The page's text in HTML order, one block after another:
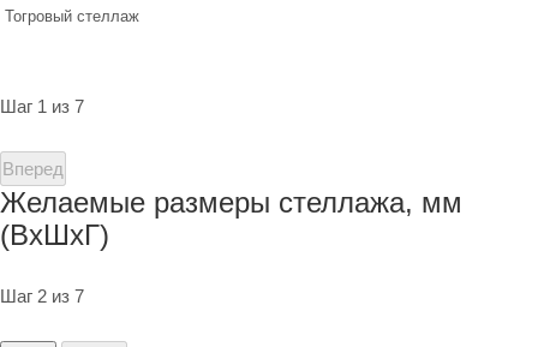
Тогровый стеллаж
Шаг 1 из 7
Вперед
Желаемые размеры стеллажа, мм
(ВхШхГ)
Шаг 2 из 7